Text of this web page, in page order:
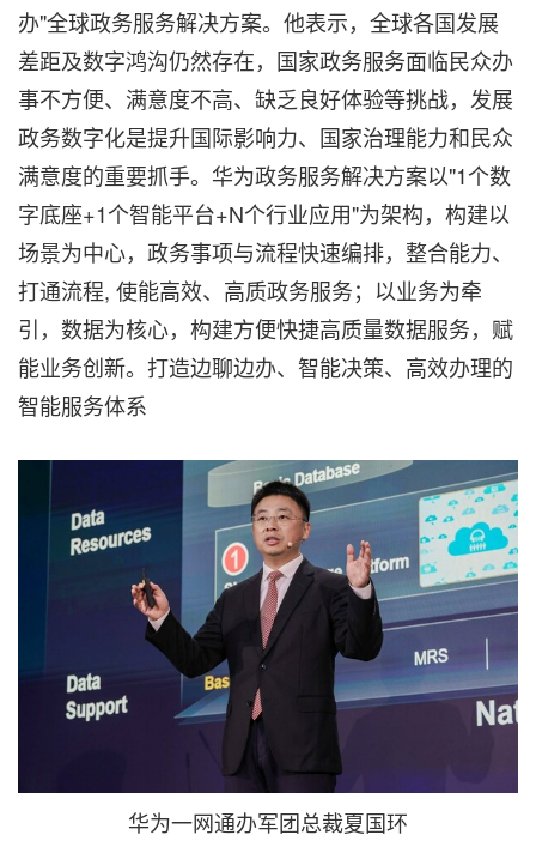
办"全球政务服务解决方案。他表示，全球各国发展
差距及数字鸿沟仍然存在，国家政务服务面临民众办
事不方便、满意度不高、缺乏良好体验等挑战，发展
政务数字化是提升国际影响力、国家治理能力和民众
满意度的重要抓手。华为政务服务解决方案以"1个数
字底座+1个智能平台+N个行业应用"为架构，构建以
场景为中心，政务事项与流程快速编排，整合能力、
打通流程, 使能高效、高质政务服务；以业务为牵
引，数据为核心，构建方便快捷高质量数据服务，赋
能业务创新。打造边聊边办、智能决策、高效办理的
智能服务体系
华为一网通办军团总裁夏国环